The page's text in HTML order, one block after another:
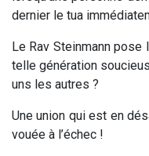
dernier le tua
Le Rav Steinmann pose
telle génération
uns les autres ?
Une union qui est en
vouée à l’échec !